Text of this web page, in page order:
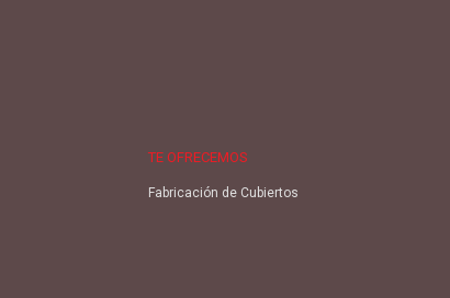
TE OFRECEMOS
Fabricación de Cubiertos